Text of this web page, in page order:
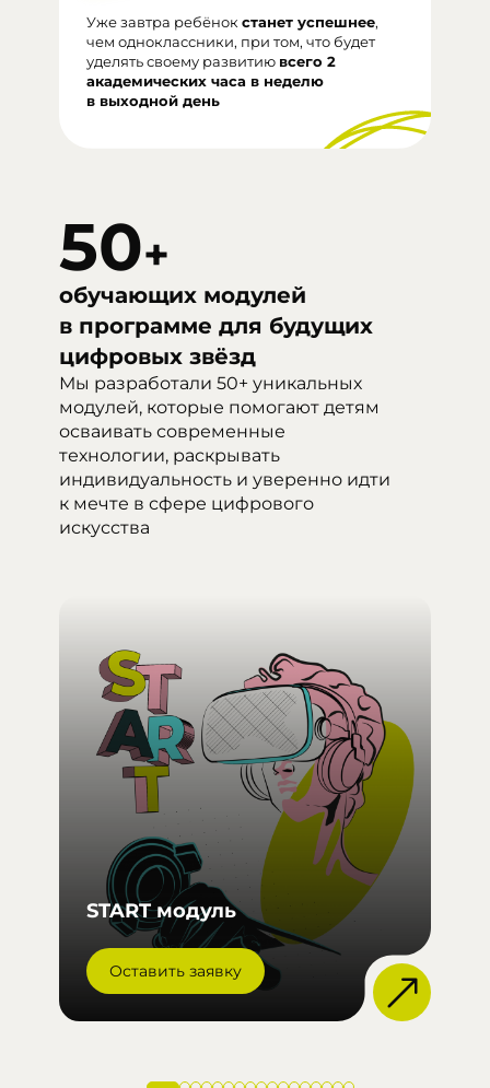
Уже завтра ребёнок станет успешнее,
чем одноклассники, при том, что будет
уделять своему развитию всего 2
академических часа в неделю
в выходной день
50+
обучающих модулей
в программе для будущих
цифровых звёзд
Мы разработали 50+ уникальных
модулей, которые помогают детям
осваивать современные
технологии, раскрывать
индивидуальность и уверенно идти
к мечте в сфере цифрового
искусства
START модуль
Оставить заявку